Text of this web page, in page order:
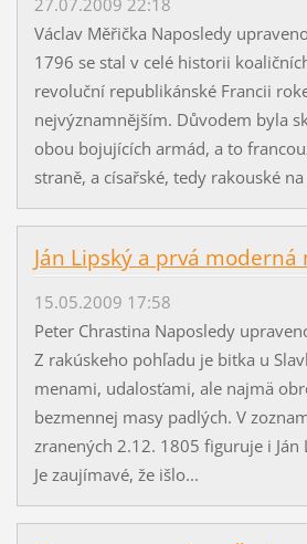
27.07.2009 22:18
Václav Měřička Naposledy
1796 se stal v celé historii
revoluční republikánské Francii
nejvýznamnějším. Důvodem byla
obou bojujících armád, a to
straně, a císařské, tedy rakouské
Ján Lipský a prvá moderná
15.05.2009 17:58
Peter Chrastina Naposledy
Z rakúskeho pohľadu je bitka u
menami, udalosťami, ale najmä
bezmennej masy padlých. V
zranených 2.12. 1805 figuruje i Ján
Je zaujímavé, že išlo...